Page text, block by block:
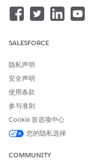
要配置州/省和国家/地区/区
Salesforce 组织中可用的州
SALESFORCE
隐私声明
安全声明
使用条款
参与准则
Cookie 首选项中心
您的隐私选择
COMMUNITY